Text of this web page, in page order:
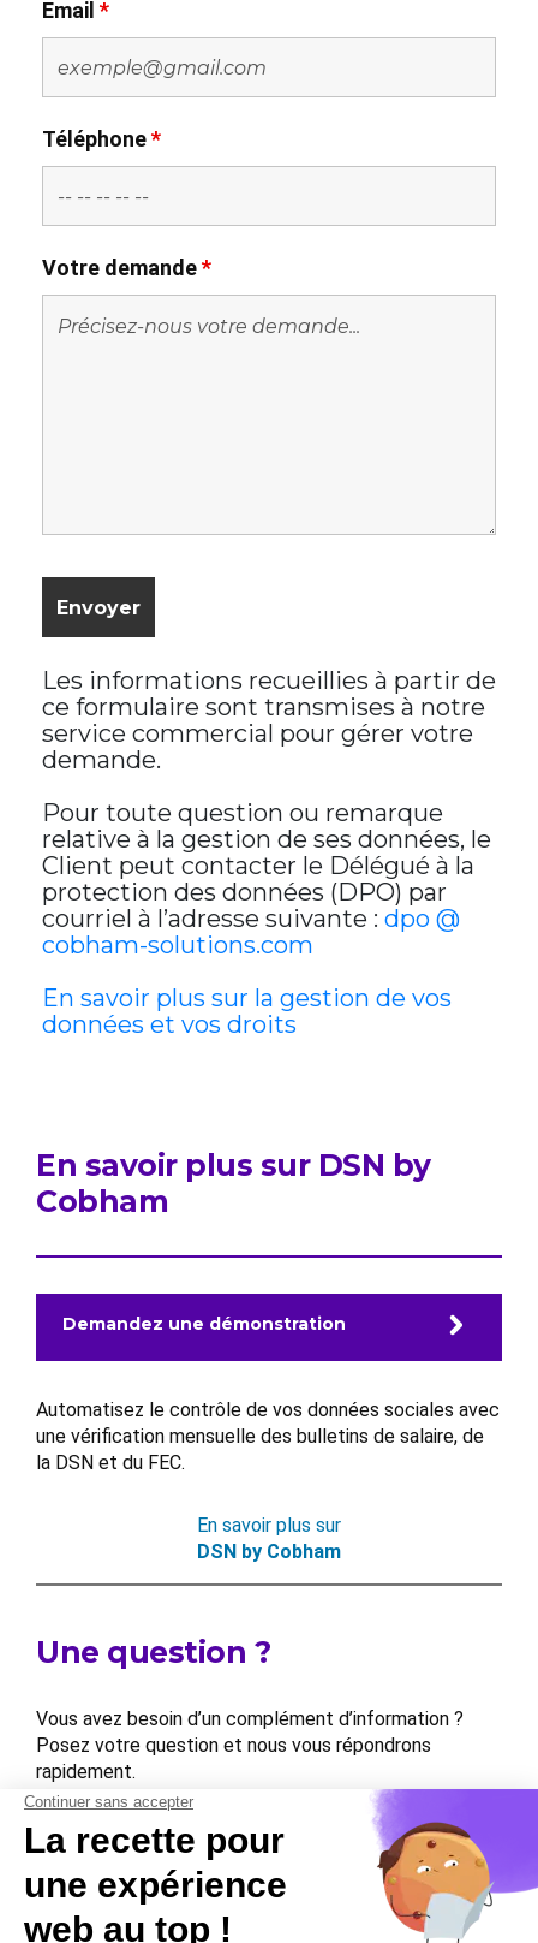
Email *
Téléphone*
Votre demande*
Les informations recueillies à partir de
ce formulaire sont transmises à notre
service commercial pour gérer votre
demande.
Pour toute question ou remarque
relative à la gestion de ses données, le
Client peut contacter le Délégué à la
protection des données (DPO) par
courriel à l’adresse suivante : dpo @
cobham-solutions.com
En savoir plus sur la gestion de vos
données et vos droits
En savoir plus sur DSN by
Cobham
Demandez une démonstration
Automatisez le contrôle de vos données sociales avec
une vérification mensuelle des bulletins de salaire, de
la DSN et du FEC.
En savoir plus sur
DSN by Cobham
Une question ?
Vous avez besoin d’un complément d’information ?
Posez votre question et nous vous répondrons
rapidement.
Contactez-nous